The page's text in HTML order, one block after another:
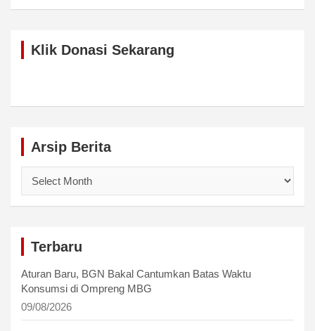
Klik Donasi Sekarang
Arsip Berita
Berita
Terbaru
Aturan Baru, BGN Bakal Cantumkan Batas Waktu
Konsumsi di Ompreng MBG
09/08/2026